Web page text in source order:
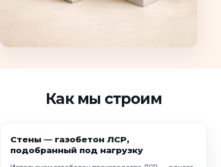
Как мы строим
Стены — газобетон ЛСР,
подобранный под нагрузку